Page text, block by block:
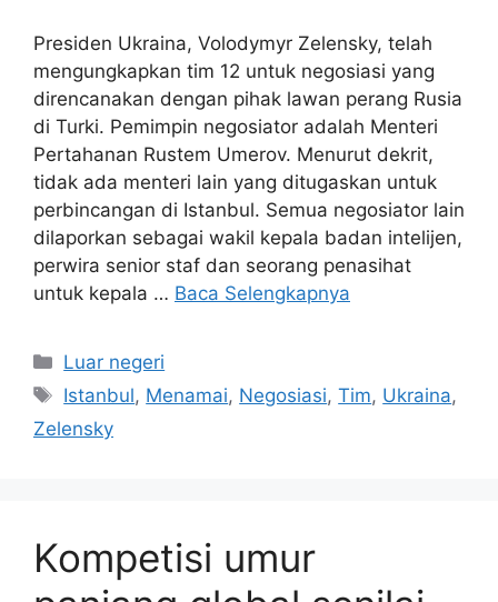
Presiden Ukraina, Volodymyr Zelensky, telah
mengungkapkan tim 12 untuk negosiasi yang
direncanakan dengan pihak lawan perang Rusia
di Turki. Pemimpin negosiator adalah Menteri
Pertahanan Rustem Umerov. Menurut dekrit,
tidak ada menteri lain yang ditugaskan untuk
perbincangan di Istanbul. Semua negosiator lain
dilaporkan sebagai wakil kepala badan intelijen,
perwira senior staf dan seorang penasihat
untuk kepala … Baca Selengkapnya
Kategori
Luar negeri
Tag
Istanbul, Menamai, Negosiasi,Tim, Ukraina,
Zelensky
Kompetisi umur